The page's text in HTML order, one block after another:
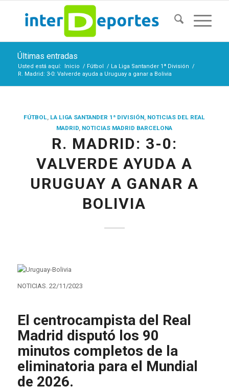
Últimas entradas
Usted está aquí: Inicio / Fútbol / La Liga Santander 1ª División /
R. Madrid: 3-0: Valverde ayuda a Uruguay a ganar a Bolivia
FÚTBOL, LA LIGA SANTANDER 1ª DIVISIÓN, NOTICIAS DEL REAL
MADRID, NOTICIAS MADRID BARCELONA
R. MADRID: 3-0:
VALVERDE AYUDA A
URUGUAY A GANAR A
BOLIVIA
NOTICIAS. 22/11/2023
El centrocampista del Real
Madrid disputó los 90
minutos completos de la
eliminatoria para el Mundial
de 2026.